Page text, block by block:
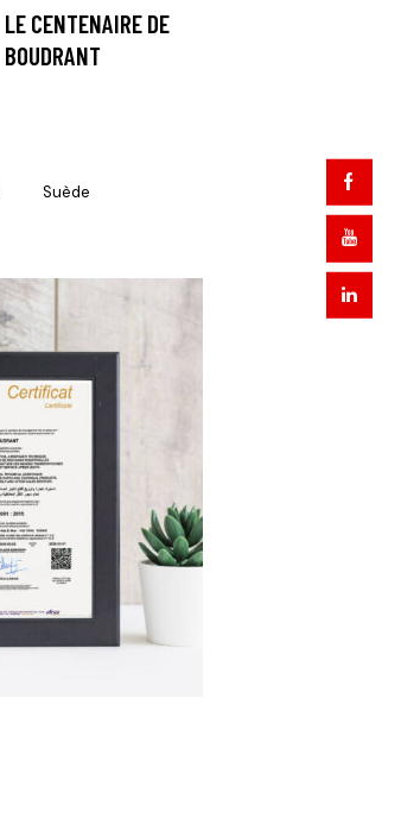
LE CENTENAIRE DE
BOUDRANT
Suède